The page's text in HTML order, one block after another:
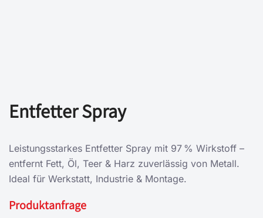
Entfetter Spray
Leistungsstarkes Entfetter Spray mit 97 % Wirkstoff –
entfernt Fett, Öl, Teer & Harz zuverlässig von Metall.
Ideal für Werkstatt, Industrie & Montage.
Produktanfrage